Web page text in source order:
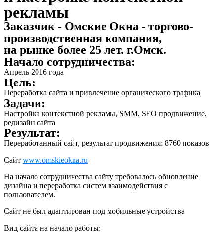
рекламы
Заказчик - Омские Окна - торгово-
производственная компания,
на рынке более 25 лет. г.Омск.
Начало сотрудничества:
Апрель 2016 года
Цель:
Переработка сайта и привлечение органического трафика
Задачи:
Настройка контекстной рекламы, SMM, SEO продвижение,
редизайн сайта
Результат:
Переработанный сайт, результат продвижения: 8760 показов
Сайт www.omskieokna.ru
На начало сотрудничества сайту требовалось обновление
дизайна и переработка систем взаимодействия с
пользователем.
Сайт не был адаптирован под мобильные устройства
Вид сайта на начало работы: